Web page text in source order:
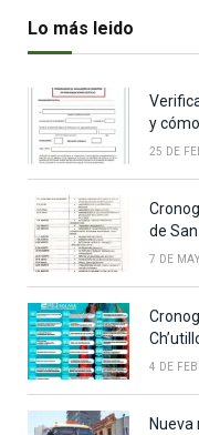
Lo más leido
y
25 DE
de
7 DE
4 DE
Nueva